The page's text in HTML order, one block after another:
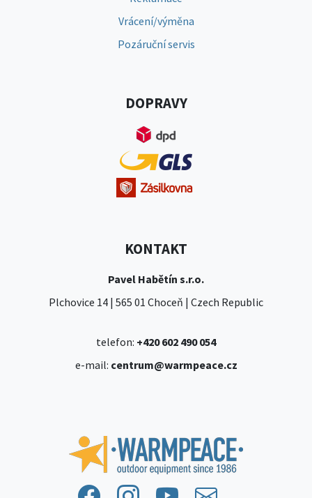
Vrácení/výměna
Pozáruční servis
DOPRAVY
KONTAKT
Pavel Habětín s.r.o.
Plchovice 14 | 565 01 Choceň | Czech Republic
telefon: +420 602 490 054
e-mail: centrum@warmpeace.cz